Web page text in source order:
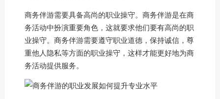
商务伴游需要具备高尚的职业操守。商务伴游是在商
务活动中扮演重要角色，这就要求他们要有高尚的职
业操守。商务伴游需要遵守职业道德，保持诚信，尊
重他人隐私等方面的职业操守，这样才能更好地为商
务活动提供服务。